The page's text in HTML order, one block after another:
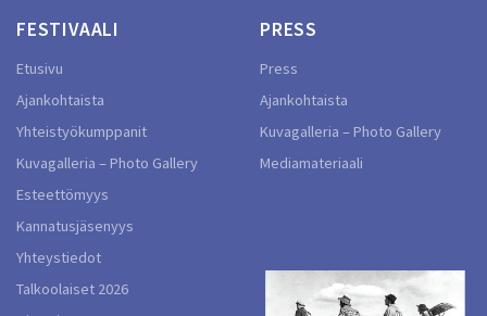
FESTIVAALI
Etusivu
Ajankohtaista
Yhteistyökumppanit
Kuvagalleria – Photo Gallery
Esteettömyys
Kannatusjäsenyys
Yhteystiedot
Talkoolaiset 2026
PRESS
Press
Ajankohtaista
Kuvagalleria – Photo Gallery
Mediamateriaali